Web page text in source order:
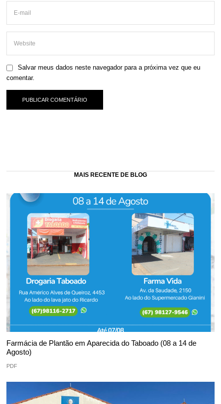
Salvar meus dados neste navegador para a próxima vez que eu
comentar.
MAIS RECENTE DE BLOG
Farmácia de Plantão em Aparecida do Taboado (08 a 14 de
Agosto)
PDF